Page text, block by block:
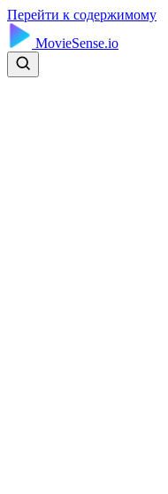
Перейти к содержимому
MovieSense.io